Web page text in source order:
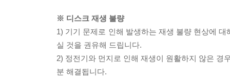
※ 디스크 재생 불량
1) 기기 문제로 인해 발생하는 재생 불량 현상에
실 것을 권유해 드립니다.
2) 정전기와 먼지로 인해 재생이 원활하지 않은 경
분 해결됩니다.